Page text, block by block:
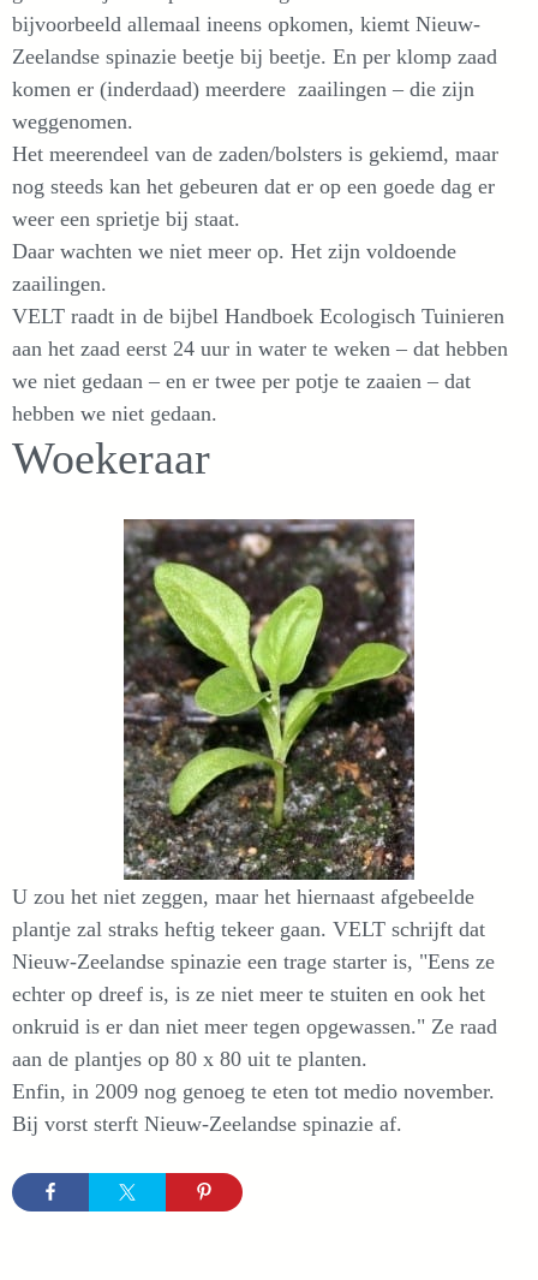
bijvoorbeeld allemaal ineens opkomen, kiemt Nieuw-
Zeelandse spinazie beetje bij beetje. En per klomp zaad
komen er (inderdaad) meerdere zaailingen – die zijn
weggenomen.
Het meerendeel van de zaden/bolsters is gekiemd, maar
nog steeds kan het gebeuren dat er op een goede dag er
weer een sprietje bij staat.
Daar wachten we niet meer op. Het zijn voldoende
zaailingen.
VELT raadt in de bijbel Handboek Ecologisch Tuinieren
aan het zaad eerst 24 uur in water te weken – dat hebben
we niet gedaan – en er twee per potje te zaaien – dat
hebben we niet gedaan.
Woekeraar
U zou het niet zeggen, maar het hiernaast afgebeelde
plantje zal straks heftig tekeer gaan. VELT schrijft dat
Nieuw-Zeelandse spinazie een trage starter is, "Eens ze
echter op dreef is, is ze niet meer te stuiten en ook het
onkruid is er dan niet meer tegen opgewassen." Ze raad
aan de plantjes op 80 x 80 uit te planten.
Enfin, in 2009 nog genoeg te eten tot medio november.
Bij vorst sterft Nieuw-Zeelandse spinazie af.